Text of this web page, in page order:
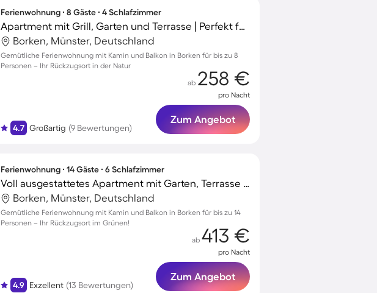
Ferienwohnung ∙ 8 Gäste ∙ 4 Schlafzimmer
Apartment mit Grill, Garten und Terrasse | Perfekt für die Arbeit von Zuhause
Borken, Münster, Deutschland
Gemütliche Ferienwohnung mit Kamin und Balkon in Borken für bis zu 8
Personen – Ihr Rückzugsort in der Natur
4.7 Großartig (9 Bewertungen)
ab 258 €
pro Nacht
Zum Angebot
Ferienwohnung ∙ 14 Gäste ∙ 6 Schlafzimmer
Voll ausgestattetes Apartment mit Garten, Terrasse und Grill | Ideal für Homeoffice
Borken, Münster, Deutschland
Gemütliche Ferienwohnung mit Kamin und Balkon in Borken für bis zu 14
Personen – Ihr Rückzugsort im Grünen!
4.9 Exzellent (13 Bewertungen)
ab 413 €
pro Nacht
Zum Angebot